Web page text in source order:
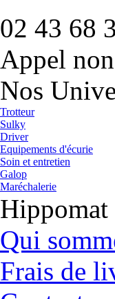
02 43 68
Appel
Nos
Trotteur
Sulky
Driver
Equipements d'écurie
Soin et entretien
Galop
Maréchalerie
Hippomat
Qui
Frais de